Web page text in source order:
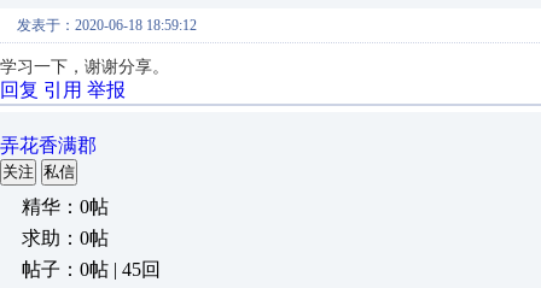
发表于：2020-06-18 18:59:12
学习一下，谢谢分享。
回复 引用 举报
弄花香满郡
关注 私信
精华：0帖
求助：0帖
帖子：0帖 | 45回